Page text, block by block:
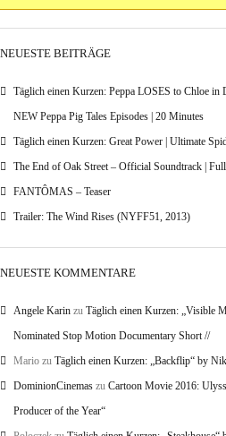
NEUESTE BEITRÄGE
Täglich einen Kurzen: Peppa LOSES to Chloe
NEW Peppa Pig Tales Episodes | 20 Minutes
Täglich einen Kurzen: Great Power | Ultimate
The End of Oak Street – Official Soundtrack |
FANTÔMAS – Teaser
Trailer: The Wind Rises (NYFF51, 2013)
NEUESTE KOMMENTARE
Angele Karin zu Täglich einen Kurzen: „Visible
Nominated Stop Motion Documentary Short //
Mario zu Täglich einen Kurzen: „Backflip“ by
DominionCinemas zu Cartoon Movie 2016:
Producer of the Year“